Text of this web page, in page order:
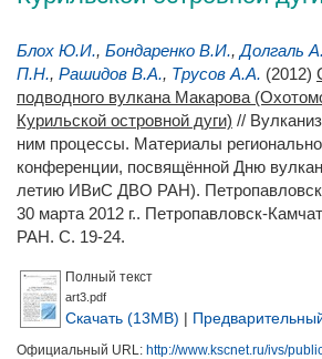
Блох Ю.И., Бондаренко В.И.,Долгаль
П.Н., Рашидов В.А., Трусов А.А. (2012)
подводного вулкана Макарова
Курильской островной дуги) //
ним процессы. Материалы
конференции, посвящённой Дню
летию ИВиС ДВО РАН).
30 марта 2012 г.. Петропавловск-
РАН. С. 19-24.
Полный текст
art3.pdf
Скачать (13MB) |
Официальный URL: http://www.kscnet.ru/ivs/